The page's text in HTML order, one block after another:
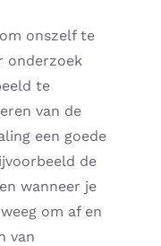
onszelf te
onderzoek
te
van de
een goede
de
wanneer je
om af en
van